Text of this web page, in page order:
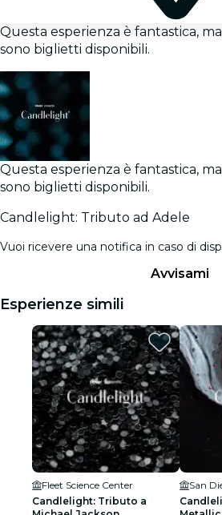
Questa esperienza è fantastica,
sono biglietti disponibili.
Questa esperienza è fantastica,
sono biglietti disponibili.
Candlelight: Tributo ad Adele
Vuoi ricevere una notifica in caso di
Avvisami
Esperienze simili
Fleet Science Center
Candlelight: Tributo a